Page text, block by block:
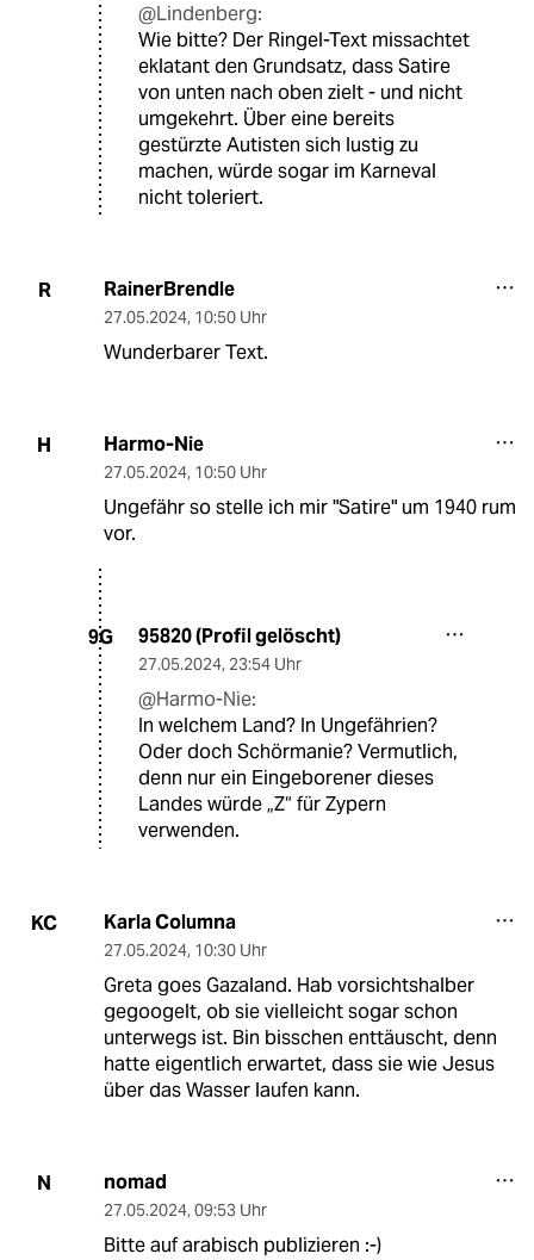
@Lindenberg:
Wie bitte? Der Ringel-Text missachtet
eklatant den Grundsatz, dass Satire
von unten nach oben zielt - und nicht
umgekehrt. Über eine bereits
gestürzte Autisten sich lustig zu
machen, würde sogar im Karneval
nicht toleriert.
R RainerBrendle
27.05.2024, 10:50 Uhr
Wunderbarer Text.
H Harmo-Nie
27.05.2024, 10:50 Uhr
Ungefähr so stelle ich mir "Satire" um 1940 rum
vor.
9G 95820 (Profil gelöscht)
27.05.2024, 23:54 Uhr
@Harmo-Nie:
In welchem Land? In Ungefährien?
Oder doch Schörmanie? Vermutlich,
denn nur ein Eingeborener dieses
Landes würde „Z“ für Zypern
verwenden.
KC Karla Columna
27.05.2024, 10:30 Uhr
Greta goes Gazaland. Hab vorsichtshalber
gegoogelt, ob sie vielleicht sogar schon
unterwegs ist. Bin bisschen enttäuscht, denn
hatte eigentlich erwartet, dass sie wie Jesus
über das Wasser laufen kann.
N nomad
27.05.2024, 09:53 Uhr
Bitte auf arabisch publizieren :-)